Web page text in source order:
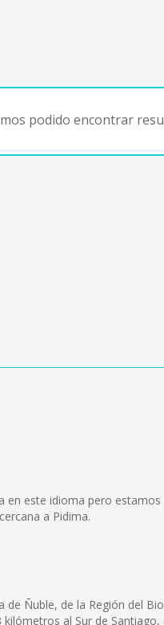
podido encontrar
este idioma pero
a Pidima.
Ñuble, de la Región del
al Sur de